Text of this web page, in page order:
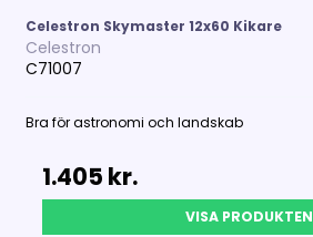
Celestron Skymaster 12x60 Kikare
Celestron
C71007
Bra för astronomi och landskab
1.405 kr.
VISA PRODUKTEN